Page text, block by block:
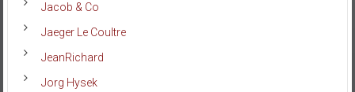
Jacob & Co
Jaeger Le Coultre
JeanRichard
Jorg Hysek